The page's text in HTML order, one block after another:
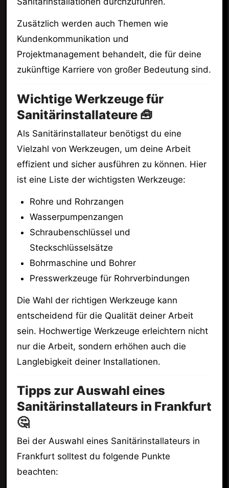
Zusätzlich werden auch Themen wie
Kundenkommunikation und
Projektmanagement behandelt, die für deine
zukünftige Karriere von großer Bedeutung sind.
Wichtige Werkzeuge für
Sanitärinstallateure 🧰
Als Sanitärinstallateur benötigst du eine
Vielzahl von Werkzeugen, um deine Arbeit
effizient und sicher ausführen zu können. Hier
ist eine Liste der wichtigsten Werkzeuge:
Rohre und Rohrzangen
Wasserpumpenzangen
Schraubenschlüssel und
Steckschlüsselsätze
Bohrmaschine und Bohrer
Presswerkzeuge für Rohrverbindungen
Die Wahl der richtigen Werkzeuge kann
entscheidend für die Qualität deiner Arbeit
sein. Hochwertige Werkzeuge erleichtern nicht
nur die Arbeit, sondern erhöhen auch die
Langlebigkeit deiner Installationen.
Tipps zur Auswahl eines
Sanitärinstallateurs in Frankfurt
🤔
Bei der Auswahl eines Sanitärinstallateurs in
Frankfurt solltest du folgende Punkte
beachten: